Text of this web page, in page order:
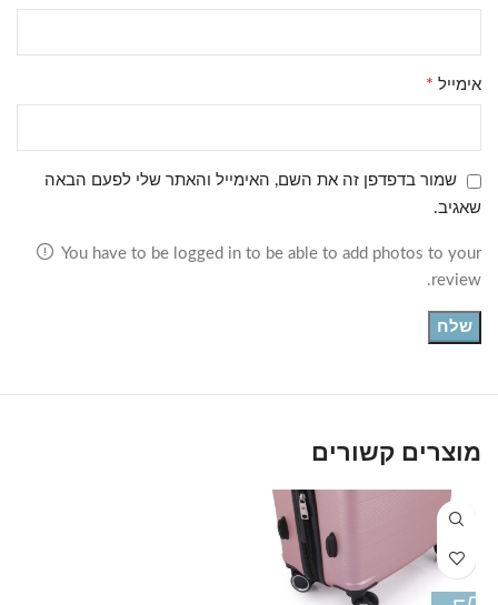
אימייל *
שמור בדפדפן זה את השם, האימייל והאתר שלי לפעם הבאה
שאגיב.
You have to be logged in to be able to add photos to your
review.
מוצרים קשורים